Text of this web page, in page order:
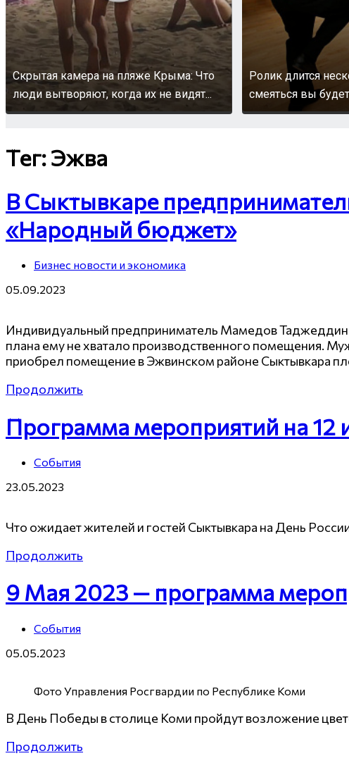
Скрытая камера на пляже Крыма: Что
люди вытворяют, когда их не видят...
Ролик длится
смеяться вы
Тег: Эжва
В Сыктывкаре
«Народный бюджет»
Бизнес новости и экономика
05.09.2023
Индивидуальный предприниматель Мамедов Таджеддин
плана ему не хватало производственного помещения.
приобрел помещение в Эжвинском районе Сыктывкара
Продолжить
Программа мероприятий на
События
23.05.2023
Что ожидает жителей и гостей Сыктывкара на День
Продолжить
9 Мая 2023 — программа
События
05.05.2023
Фото Управления Росгвардии по Республике Коми
В День Победы в столице Коми пройдут возложение
Продолжить